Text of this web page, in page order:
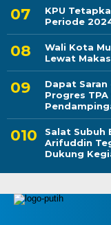
KPU
Periode
Wali Kota
Lewat
Dapat
Progres TPA
Salat Subuh
Arifuddin
Dukung